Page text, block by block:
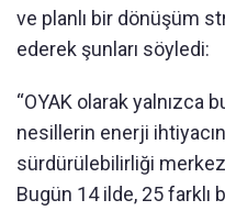
ve planlı bir dönüşüm
ederek şunları söyledi:
“OYAK olarak yalnızca
nesillerin enerji
sürdürülebilirliği
Bugün 14 ilde, 25 farklı